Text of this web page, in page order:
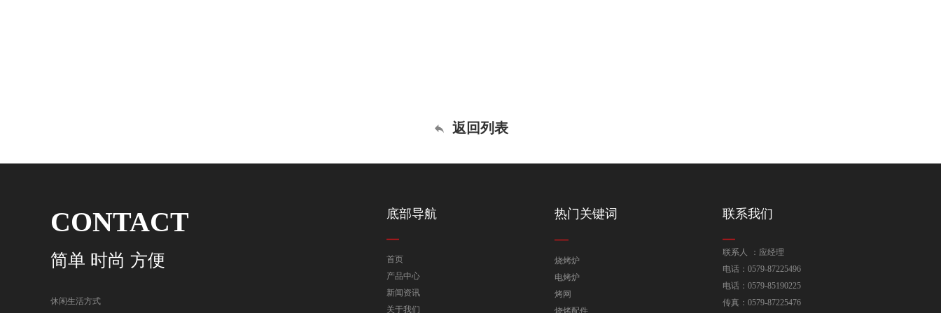
返回列表
CONTACT
简单 时尚 方便
休闲生活方式
底部导航
首页
产品中心
新闻资讯
关于我们
热门关键词
烧烤炉
电烤炉
烤网
烧烤配件
联系我们
联系人 ：应经理
电话：0579-87225496
电话：0579-85190225
传真：0579-87225476